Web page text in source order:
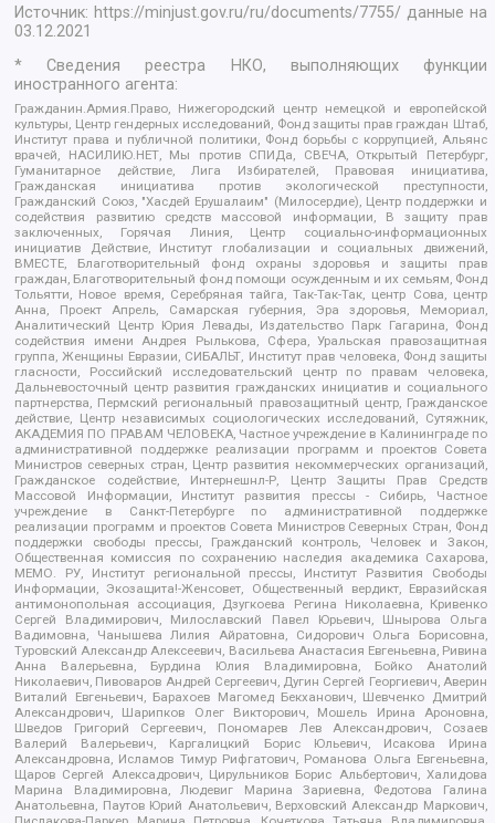
Источник: https://minjust.gov.ru/ru/documents/7755/ данные на
03.12.2021
* Сведения реестра НКО, выполняющих функции
иностранного агента:
Гражданин.Армия.Право, Нижегородский центр немецкой и европейской
культуры, Центр гендерных исследований, Фонд защиты прав граждан Штаб,
Институт права и публичной политики, Фонд борьбы с коррупцией, Альянс
врачей, НАСИЛИЮ.НЕТ, Мы против СПИДа, СВЕЧА, Открытый Петербург,
Гуманитарное действие, Лига Избирателей, Правовая инициатива,
Гражданская инициатива против экологической преступности,
Гражданский Союз, "Хасдей Ерушалаим" (Милосердие), Центр поддержки и
содействия развитию средств массовой информации, В защиту прав
заключенных, Горячая Линия, Центр социально-информационных
инициатив Действие, Институт глобализации и социальных движений,
ВМЕСТЕ, Благотворительный фонд охраны здоровья и защиты прав
граждан, Благотворительный фонд помощи осужденным и их семьям, Фонд
Тольятти, Новое время, Серебряная тайга, Так-Так-Так, центр Сова, центр
Анна, Проект Апрель, Самарская губерния, Эра здоровья, Мемориал,
Аналитический Центр Юрия Левады, Издательство Парк Гагарина, Фонд
содействия имени Андрея Рылькова, Сфера, Уральская правозащитная
группа, Женщины Евразии, СИБАЛЬТ, Институт прав человека, Фонд защиты
гласности, Российский исследовательский центр по правам человека,
Дальневосточный центр развития гражданских инициатив и социального
партнерства, Пермский региональный правозащитный центр, Гражданское
действие, Центр независимых социологических исследований, Сутяжник,
АКАДЕМИЯ ПО ПРАВАМ ЧЕЛОВЕКА, Частное учреждение в Калининграде по
административной поддержке реализации программ и проектов Совета
Министров северных стран, Центр развития некоммерческих организаций,
Гражданское содействие, Интернешнл-Р, Центр Защиты Прав Средств
Массовой Информации, Институт развития прессы - Сибирь, Частное
учреждение в Санкт-Петербурге по административной поддержке
реализации программ и проектов Совета Министров Северных Стран, Фонд
поддержки свободы прессы, Гражданский контроль, Человек и Закон,
Общественная комиссия по сохранению наследия академика Сахарова,
МЕМО. РУ, Институт региональной прессы, Институт Развития Свободы
Информации, Экозащита!-Женсовет, Общественный вердикт, Евразийская
антимонопольная ассоциация, Дзугкоева Регина Николаевна, Кривенко
Сергей Владимирович, Милославский Павел Юрьевич, Шнырова Ольга
Вадимовна, Чанышева Лилия Айратовна, Сидорович Ольга Борисовна,
Туровский Александр Алексеевич, Васильева Анастасия Евгеньевна, Ривина
Анна Валерьевна, Бурдина Юлия Владимировна, Бойко Анатолий
Николаевич, Пивоваров Андрей Сергеевич, Дугин Сергей Георгиевич, Аверин
Виталий Евгеньевич, Барахоев Магомед Бекханович, Шевченко Дмитрий
Александрович, Шарипков Олег Викторович, Мошель Ирина Ароновна,
Шведов Григорий Сергеевич, Пономарев Лев Александрович, Созаев
Валерий Валерьевич, Каргалицкий Борис Юльевич, Исакова Ирина
Александровна, Исламов Тимур Рифгатович, Романова Ольга Евгеньевна,
Щаров Сергей Алексадрович, Цирульников Борис Альбертович, Халидова
Марина Владимировна, Людевиг Марина Зариевна, Федотова Галина
Анатольевна, Паутов Юрий Анатольевич, Верховский Александр Маркович,